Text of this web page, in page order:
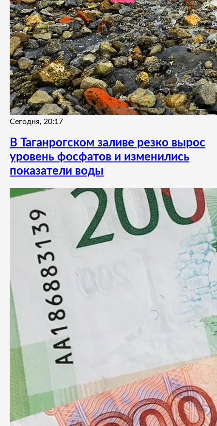
Сегодня, 20:17
В Таганрогском заливе резко вырос
уровень фосфатов и изменились
показатели воды